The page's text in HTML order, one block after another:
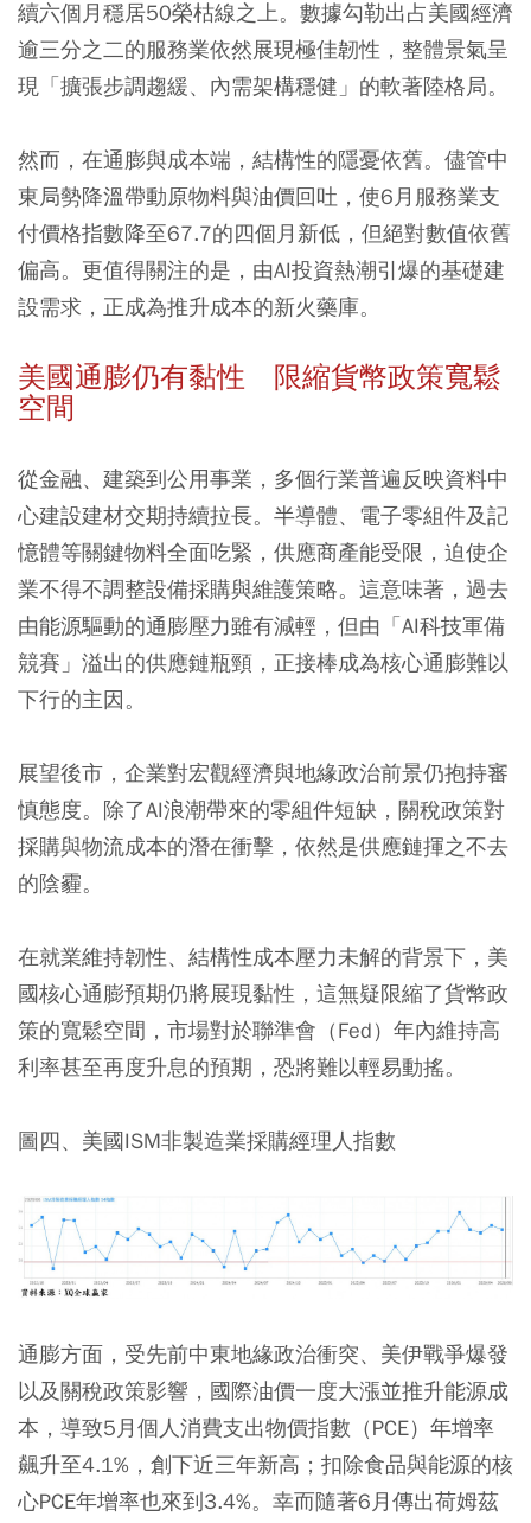
續六個月穩居50榮枯線之上。數據勾勒出占美國經濟
逾三分之二的服務業依然展現極佳韌性，整體景氣呈
現「擴張步調趨緩、內需架構穩健」的軟著陸格局。
然而，在通膨與成本端，結構性的隱憂依舊。儘管中
東局勢降溫帶動原物料與油價回吐，使6月服務業支
付價格指數降至67.7的四個月新低，但絕對數值依舊
偏高。更值得關注的是，由AI投資熱潮引爆的基礎建
設需求，正成為推升成本的新火藥庫。
美國通膨仍有黏性 限縮貨幣政策寬鬆
空間
從金融、建築到公用事業，多個行業普遍反映資料中
心建設建材交期持續拉長。半導體、電子零組件及記
憶體等關鍵物料全面吃緊，供應商產能受限，迫使企
業不得不調整設備採購與維護策略。這意味著，過去
由能源驅動的通膨壓力雖有減輕，但由「AI科技軍備
競賽」溢出的供應鏈瓶頸，正接棒成為核心通膨難以
下行的主因。
展望後市，企業對宏觀經濟與地緣政治前景仍抱持審
慎態度。除了AI浪潮帶來的零組件短缺，關稅政策對
採購與物流成本的潛在衝擊，依然是供應鏈揮之不去
的陰霾。
在就業維持韌性、結構性成本壓力未解的背景下，美
國核心通膨預期仍將展現黏性，這無疑限縮了貨幣政
策的寬鬆空間，市場對於聯準會（Fed）年內維持高
利率甚至再度升息的預期，恐將難以輕易動搖。
圖四、美國ISM非製造業採購經理人指數
通膨方面，受先前中東地緣政治衝突、美伊戰爭爆發
以及關稅政策影響，國際油價一度大漲並推升能源成
本，導致5月個人消費支出物價指數（PCE）年增率
飆升至4.1%，創下近三年新高；扣除食品與能源的核
心PCE年增率也來到3.4%。幸而隨著6月傳出荷姆茲